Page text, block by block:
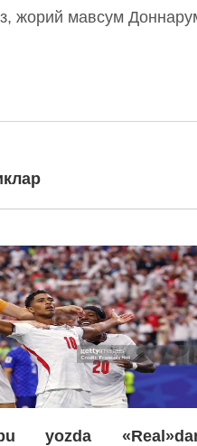
жорий мавсум
yozda